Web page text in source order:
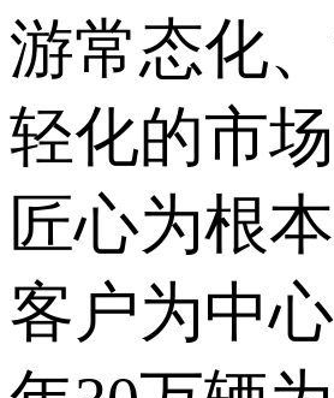
游常态化
轻化的市
匠心为根
客户为中